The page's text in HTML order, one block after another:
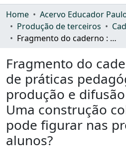
Home
Produção de terceiros
Fragmento do caderno : Relatos de práticas pedagógicas - produção e difusão de textos : Uma construção coletiva - O que pode figurar nas produções dos alunos?
Fragmento do
de práticas
produção e
Uma construção
pode figurar nas
alunos?